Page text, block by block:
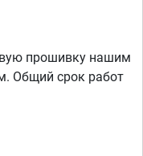
прошивку нашим
Общий срок работ